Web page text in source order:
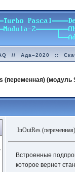
// Ада–2020 ::
(переменная) (модуль
InOutRes
Встроенные
которое вернет